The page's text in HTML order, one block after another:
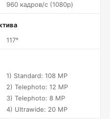
960 кадров/c (1080p)
117°
1) Standard: 108 MP
2) Telephoto: 12 MP
3) Telephoto: 8 MP
4) Ultrawide: 20 MP